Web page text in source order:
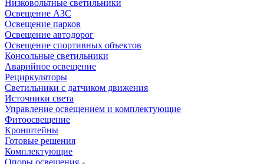
Низковольтные светильники
Освещение АЗС
Освещение парков
Освещение автодорог
Освещение спортивных объектов
Консольные светильники
Аварийное освещение
Рециркуляторы
Светильники с датчиком движения
Источники света
Управление освещением и комплектующие
Фитоосвещение
Кронштейны
Готовые решения
Комплектующие
Опоры освещения